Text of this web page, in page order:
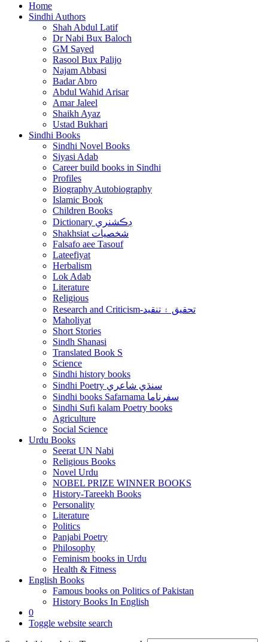
Home
Sindhi Authors
Shah Abdul Latif
Dr Nabi Bux Baloch
GM Sayed
Rasool Bux Palijo
Najam Abbasi
Badar Abro
Abdul Wahid Arisar
Amar Jaleel
Shaikh Ayaz
Ustad Bukhari
Sindhi Books
Sindhi Novel Books
Siyasi Adab
Career build books in Sindhi
Profiles
Biography Autobiography
Islamic Book
Children Books
Dictionary ڊڪشنري
Shakhsiat شخصيات
Falsafo aee Tasouf
Lateefiyat
Herbalism
Lok Adab
Literature
Religious
Research and Criticism-تحقيق ۽ تنقيد
Maholiyat
Short Stories
Sindh Shanasi
Translated Book S
Science
Sindhi history books
Sindhi Poetry سنڌي شاعري
Sindhi books Safarnama سفرناما
Sindhi Sufi kalam Poetry books
Agriculture
Social Science
Urdu Books
Seerat UN Nabi
Religious Books
Novel Urdu
NOBEL PRIZE WINNER BOOKS
History-Tareekh Books
Personality
Literature
Politics
Panjabi Poetry
Philosophy
Feminism books in Urdu
Health & Fitness
English Books
Famous books on Politics of Pakistan
History Books In English
0
Toggle website search